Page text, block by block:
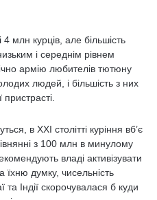
млн курців, але більшість
і середнім рівнем
армію любителів тютюну
людей, і більшість з них
в XXI столітті куріння вб’є
з 100 млн в минулому
владі активізувати
думку, чисельність
Індії скорочувалася б куди